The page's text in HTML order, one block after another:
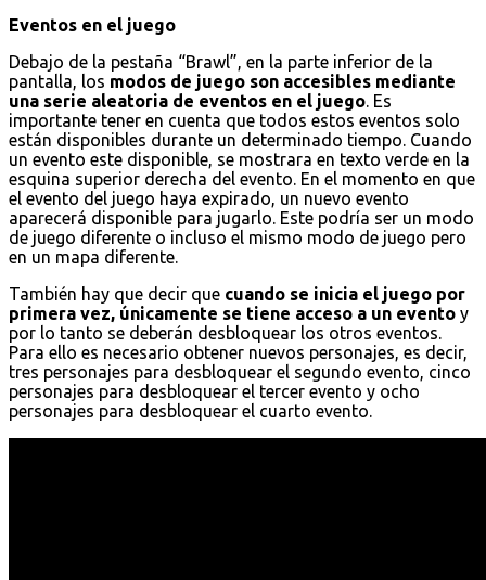
Eventos en el juego
Debajo de la pestaña “Brawl”, en la parte inferior de la
pantalla, los modos de juego son accesibles mediante
una serie aleatoria de eventos en el juego. Es
importante tener en cuenta que todos estos eventos solo
están disponibles durante un determinado tiempo. Cuando
un evento este disponible, se mostrara en texto verde en la
esquina superior derecha del evento. En el momento en que
el evento del juego haya expirado, un nuevo evento
aparecerá disponible para jugarlo. Este podría ser un modo
de juego diferente o incluso el mismo modo de juego pero
en un mapa diferente.
También hay que decir que cuando se inicia el juego por
primera vez, únicamente se tiene acceso a un evento y
por lo tanto se deberán desbloquear los otros eventos.
Para ello es necesario obtener nuevos personajes, es decir,
tres personajes para desbloquear el segundo evento, cinco
personajes para desbloquear el tercer evento y ocho
personajes para desbloquear el cuarto evento.